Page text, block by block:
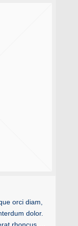
orci diam,
dolor.
rhoncus,…